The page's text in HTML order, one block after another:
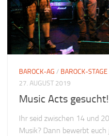
BAROCK-AG / BAROCK-STAGE
27. AUGUST 2019
Music Acts gesucht!
Ihr seid zwischen 14 und
Musik? Dann bewerbt